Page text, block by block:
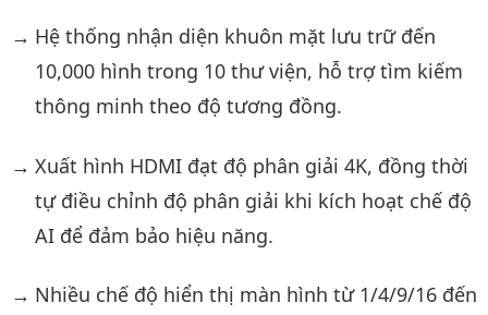
Hệ thống nhận diện khuôn mặt lưu trữ đến
10,000 hình trong 10 thư viện, hỗ trợ tìm kiếm
thông minh theo độ tương đồng.
Xuất hình HDMI đạt độ phân giải 4K, đồng thời
tự điều chỉnh độ phân giải khi kích hoạt chế độ
AI để đảm bảo hiệu năng.
Nhiều chế độ hiển thị màn hình từ 1/4/9/16 đến